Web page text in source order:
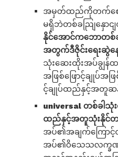
အမှတ်ထည်ကိုတက်စေသ
မရှိဘဲတစ်ခညျြနှော
နိုင်အောင်ကဘောတစ်
အတွက်ဒီဇိုင်းရေးဆွဲန
သုံးဆေးထိုးအပ်ချွန်
အဖြစ်ဖြောင့်ချုပ်အဖ
င့်ချုပ်ထည်နှင့်အတူဆန့်
universal တစ်ခါ
ထည်နှင့်အတူသုံးနိုင်
အပ်၏အချက်ကြောင့်
အပ်၏ဝိသေသလက္ခဏာမ